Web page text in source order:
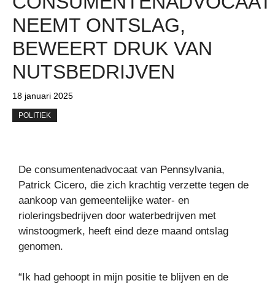
NEEMT ONTSLAG,
BEWEERT DRUK VAN
NUTSBEDRIJVEN
18 januari 2025
POLITIEK
De consumentenadvocaat van Pennsylvania,
Patrick Cicero, die zich krachtig verzette tegen de
aankoop van gemeentelijke water- en
rioleringsbedrijven door waterbedrijven met
winstoogmerk, heeft eind deze maand ontslag
genomen.
“Ik had gehoopt in mijn positie te blijven en de